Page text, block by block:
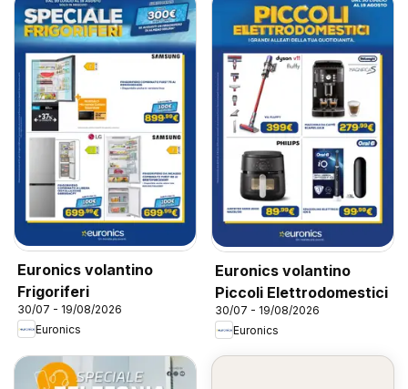
Euronics volantino
Frigoriferi
30/07 - 19/08/2026
Euronics
Euronics volantino
Piccoli Elettrodomestici
30/07 - 19/08/2026
Euronics